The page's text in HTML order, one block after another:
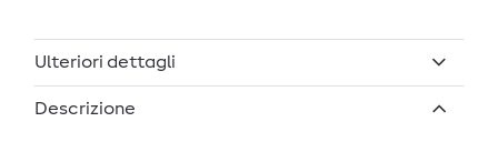
Ulteriori dettagli
Descrizione